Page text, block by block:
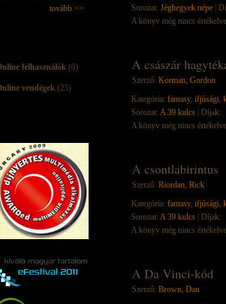
tovább >>
felhasználók (0)
vendégek(25)
Sorozat: Jéghegyek népe|
A könyv még nincs
A császár
Szerző: Korman, Gordon
Kategória: fantasy, ifjúsági,
Sorozat: A 39 kulcs| Díjak:
A könyv még nincs
A csontlabirintus
Szerző: Riordan, Rick
Kategória: fantasy, ifjúsági,
Sorozat: A 39 kulcs| Díjak:
A könyv még nincs
A Da Vinci-kód
Szerző: Brown, Dan